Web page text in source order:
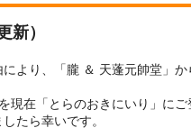
）
より、「朧 ＆ 天蓬元帥堂」
現在「とらのおきにいり」に
たら幸いです。